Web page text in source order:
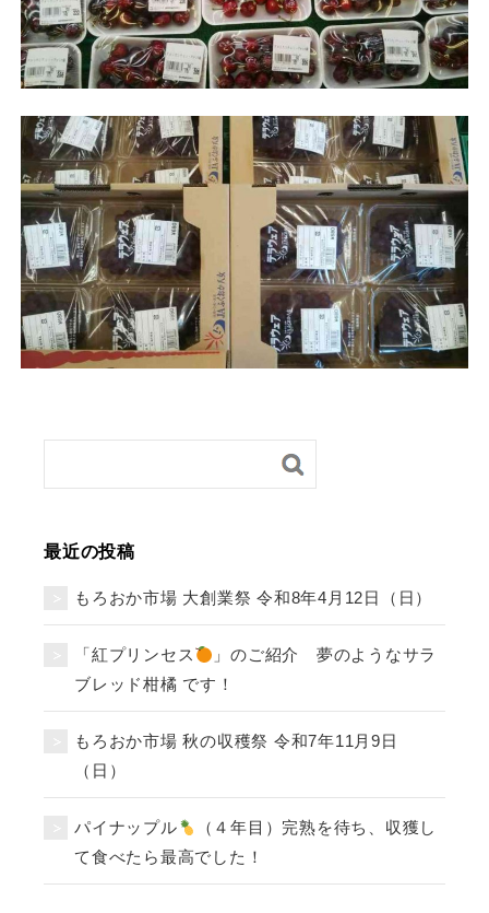
最近の投稿
もろおか市場 大創業祭 令和8年4月12日（日）
「紅プリンセス
」のご紹介 夢のようなサラ
ブレッド柑橘 です！
もろおか市場 秋の収穫祭 令和7年11月9日
（日）
パイナップル
（４年目）完熟を待ち、収獲し
て食べたら最高でした！